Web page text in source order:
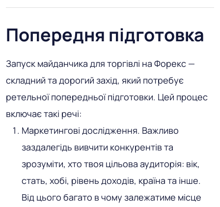
Попередня підготовка
Запуск майданчика для торгівлі на Форекс —
складний та дорогий захід, який потребує
ретельної попередньої підготовки. Цей процес
включає такі речі:
Маркетингові дослідження. Важливо
заздалегідь вивчити конкурентів та
зрозуміти, хто твоя цільова аудиторія: вік,
стать, хобі, рівень доходів, країна та інше.
Від цього багато в чому залежатиме місце